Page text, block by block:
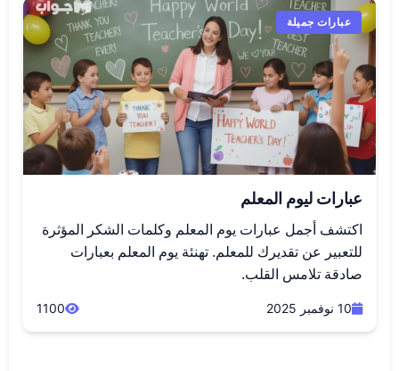
عبارات جميلة
عبارات ليوم المعلم
اكتشف أجمل عبارات يوم المعلم وكلمات الشكر المؤثرة
للتعبير عن تقديرك للمعلم. تهنئة يوم المعلم بعبارات
صادقة تلامس القلب.
10 نوفمبر 2025 1100